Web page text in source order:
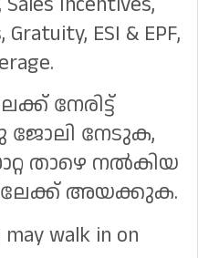
ESI & EPF,
നേരിട്ട്
ജോലി നേടുക,
താഴെ നൽകിയ
അയക്കുക.
walk in on